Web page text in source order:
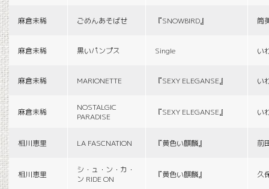
麻倉未稀 ごめんあそばせ 『SNOWBIRD』 筒
麻倉未稀 黒いパンプス Single い
麻倉未稀 MARIONETTE 『SEXY ELEGANSE』 い
麻倉未稀
NOSTALGIC
PARADISE
『SEXY ELEGANSE』 い
相川恵里 LA FASCNATION 『黄色い麒麟』 前
相川恵里
シ・ュ・ン・カ・
ン RIDE ON
『黄色い麒麟』 久